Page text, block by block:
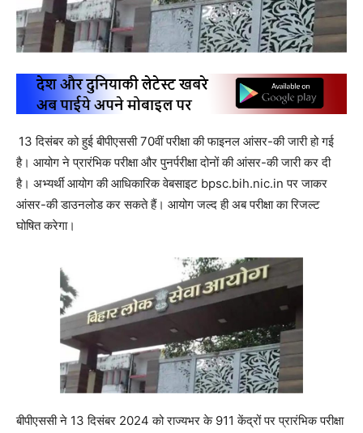
13 दिसंबर को हुई बीपीएससी 70वीं परीक्षा की फाइनल आंसर-की जारी हो गई
है। आयोग ने प्रारंभिक परीक्षा और पुनर्परीक्षा दोनों की आंसर-की जारी कर दी
है। अभ्यर्थी आयोग की आधिकारिक वेबसाइट bpsc.bih.nic.in पर जाकर
आंसर-की डाउनलोड कर सकते हैं। आयोग जल्द ही अब परीक्षा का रिजल्ट
घोषित करेगा।
बीपीएससी ने 13 दिसंबर 2024 को राज्यभर के 911 केंद्रों पर प्रारंभिक परीक्षा